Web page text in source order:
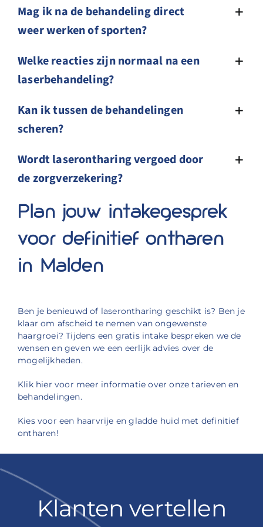
Mag ik na de behandeling direct
weer werken of sporten?
Welke reacties zijn normaal na een
laserbehandeling?
Kan ik tussen de behandelingen
scheren?
Wordt laserontharing vergoed door
de zorgverzekering?
Plan jouw intakegesprek
voor definitief ontharen
in Malden
Ben je benieuwd of laserontharing geschikt is? Ben je
klaar om afscheid te nemen van ongewenste
haargroei? Tijdens een gratis intake bespreken we de
wensen en geven we een eerlijk advies over de
mogelijkheden.
Klik hier voor meer informatie over onze tarieven en
behandelingen.
Kies voor een haarvrije en gladde huid met definitief
ontharen!
Klanten vertellen